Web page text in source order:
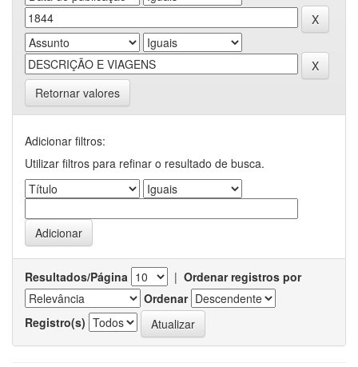
Retornar valores
Adicionar filtros:
Utilizar filtros para refinar o resultado de busca.
Resultados/Página | Ordenar registros por
Ordenar
Registro(s)